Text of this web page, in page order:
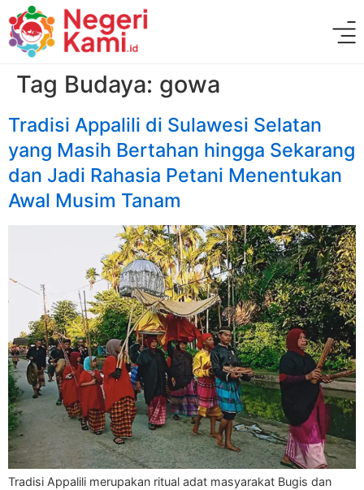
Tag Budaya: gowa
Tradisi Appalili di Sulawesi Selatan
yang Masih Bertahan hingga Sekarang
dan Jadi Rahasia Petani Menentukan
Awal Musim Tanam
Tradisi Appalili merupakan ritual adat masyarakat Bugis dan